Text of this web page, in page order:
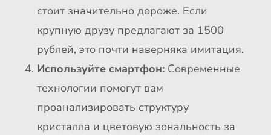
стоит значительно дороже. Если
крупную друзу предлагают за 1500
рублей, это почти наверняка имитация.
Используйте смартфон:Современные
технологии помогут вам
проанализировать структуру
кристалла и цветовую зональность за